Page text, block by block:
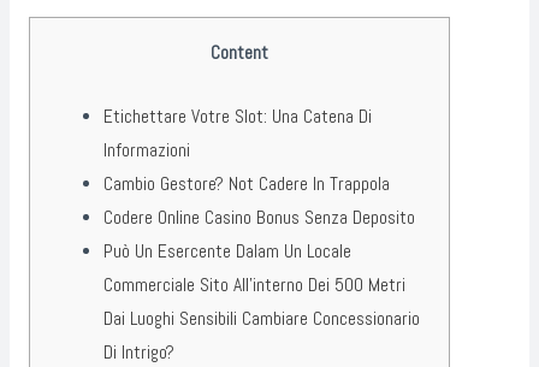
Content
Etichettare Votre Slot: Una Catena Di
Informazioni
Cambio Gestore? Not Cadere In Trappola
Codere Online Casino Bonus Senza Deposito
Può Un Esercente Dalam Un Locale
Commerciale Sito All’interno Dei 500 Metri
Dai Luoghi Sensibili Cambiare Concessionario
Di Intrigo?